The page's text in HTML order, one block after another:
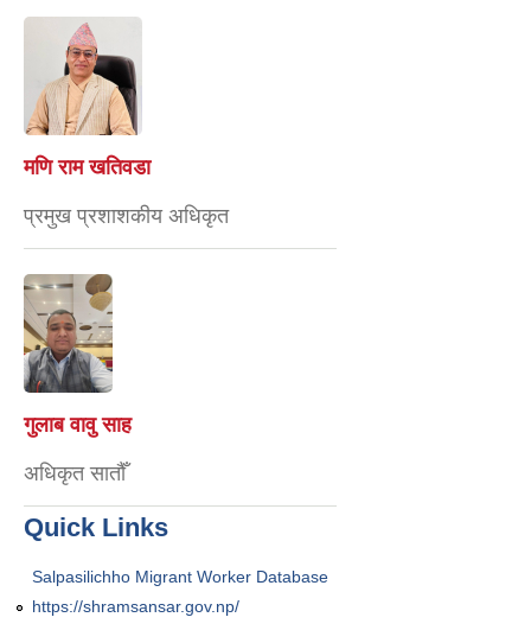
मणि राम खतिवडा
प्रमुख प्रशाशकीय अधिकृत
गुलाब वावु साह
अधिकृत सातौँ
Quick Links
Salpasilichho Migrant Worker Database
https://shramsansar.gov.np/